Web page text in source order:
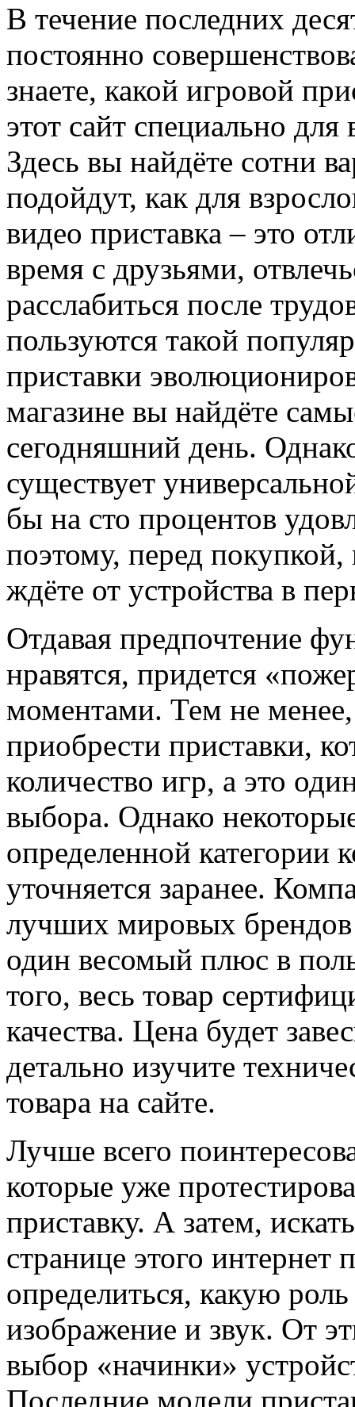
В течение последних
постоянно
знаете, какой игровой
этот сайт специально для
Здесь вы найдёте сотни
подойдут, как для
видео приставка – это
время с друзьями,
расслабиться после
пользуются такой
приставки
магазине вы найдёте
сегодняшний день.
существует
бы на сто процентов
поэтому, перед
ждёте от устройства в
Отдавая предпочтение
нравятся, придется
моментами. Тем не
приобрести приставки,
количество игр, а это
выбора. Однако
определенной категории
уточняется заранее.
лучших мировых
один весомый плюс в
того, весь товар
качества. Цена будет
детально изучите
товара на сайте.
Лучше всего
которые уже
приставку. А затем,
странице этого интернет
определиться, какую
изображение и звук. От
выбор «начинки»